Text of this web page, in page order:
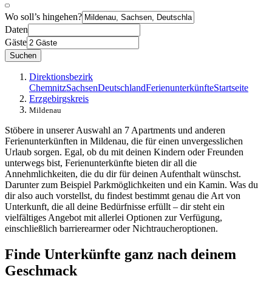
Wo soll’s hingehen?
Daten
Gäste
Suchen
Direktionsbezirk
ChemnitzSachsenDeutschlandFerienunterkünfteStartseite
Erzgebirgskreis
Mildenau
Stöbere in unserer Auswahl an 7 Apartments und anderen
Ferienunterkünften in Mildenau, die für einen unvergesslichen
Urlaub sorgen. Egal, ob du mit deinen Kindern oder Freunden
unterwegs bist, Ferienunterkünfte bieten dir all die
Annehmlichkeiten, die du dir für deinen Aufenthalt wünschst.
Darunter zum Beispiel Parkmöglichkeiten und ein Kamin. Was du
dir also auch vorstellst, du findest bestimmt genau die Art von
Unterkunft, die all deine Bedürfnisse erfüllt – dir steht ein
vielfältiges Angebot mit allerlei Optionen zur Verfügung,
einschließlich barrierearmer oder Nichtraucheroptionen.
Finde Unterkünfte ganz nach deinem
Geschmack